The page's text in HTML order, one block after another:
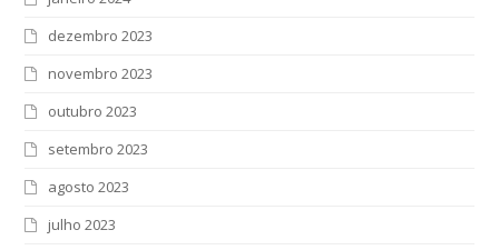
dezembro 2023
novembro 2023
outubro 2023
setembro 2023
agosto 2023
julho 2023